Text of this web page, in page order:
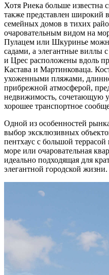
Хотя Риека больше известна
также представлен широкий
семейных домов в тихих
очаровательным видом на
Пулацем или Шкуринье
садами, а элегантные виллы
и Црес расположены вдоль
Кастава и Мартинковаца.
ухоженными пляжами,
прибрежной атмосферой,
недвижимость, сочетающую
хорошее транспортное
Одной из особенностей
выбор эксклюзивных
пентхаус с большой
море или очаровательная
идеально подходящая для
элегантной городской жизни.